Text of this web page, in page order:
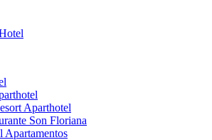
Aparthotel
Son Floriana
Apartamentos